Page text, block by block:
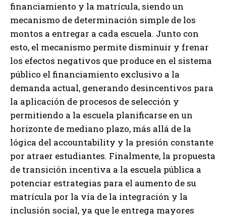
financiamiento y la matrícula, siendo un
mecanismo de determinación simple de los
montos a entregar a cada escuela. Junto con
esto, el mecanismo permite disminuir y frenar
los efectos negativos que produce en el sistema
público el financiamiento exclusivo a la
demanda actual, generando desincentivos para
la aplicación de procesos de selección y
permitiendo a la escuela planificarse en un
horizonte de mediano plazo, más allá de la
lógica del accountability y la presión constante
por atraer estudiantes. Finalmente, la propuesta
de transición incentiva a la escuela pública a
potenciar estrategias para el aumento de su
matrícula por la vía de la integración y la
inclusión social, ya que le entrega mayores